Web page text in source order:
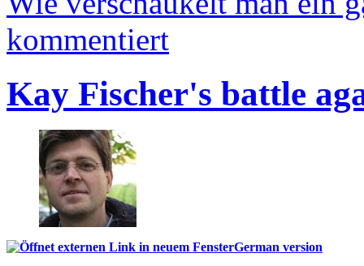
kommentiert
Kay Fischer's battle
German version